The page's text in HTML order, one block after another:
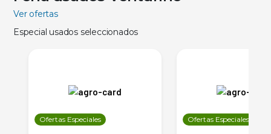
Ver ofertas
Especial usados seleccionados
Ofertas Especiales Ofertas Especiales